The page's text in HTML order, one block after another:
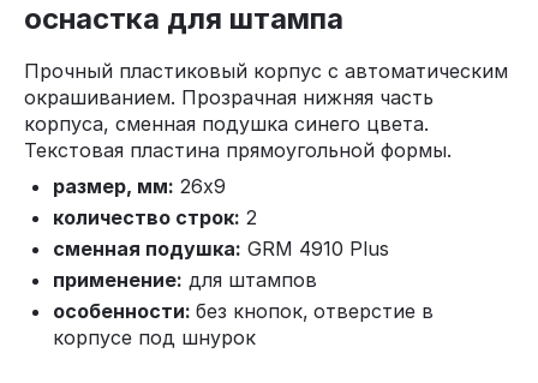
оснастка для штампа
Прочный пластиковый корпус с автоматическим
окрашиванием. Прозрачная нижняя часть
корпуса, сменная подушка синего цвета.
Текстовая пластина прямоугольной формы.
размер, мм: 26x9
количество строк: 2
сменная подушка: GRM 4910 Plus
применение: для штампов
особенности: без кнопок, отверстие в
корпусе под шнурок